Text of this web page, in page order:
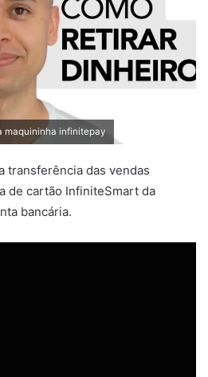
maquininha infinitepay
transferência das vendas
de cartão InfiniteSmart da
bancária.